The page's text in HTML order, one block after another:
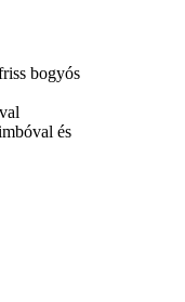
bogyós
és